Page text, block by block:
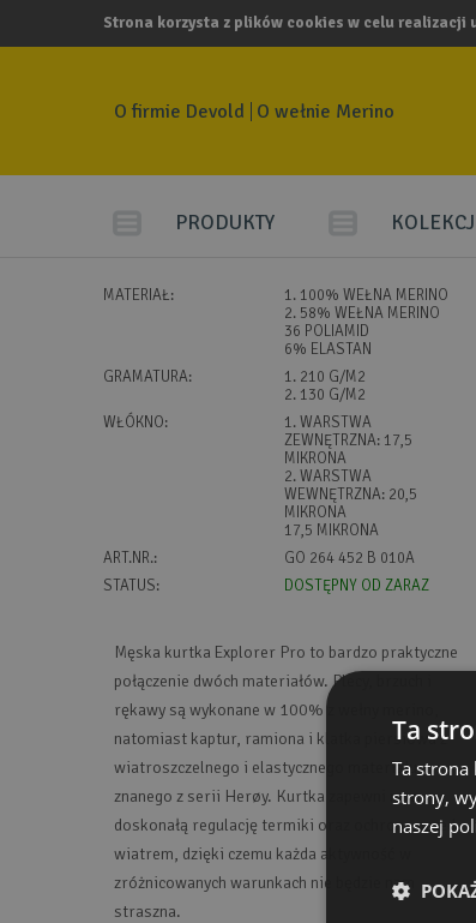
Strona korzysta z plików cookies w celu realizacji
O firmie Devold O wełnie Merino
PRODUKTY
MATERIAŁ:
1. 100% WEŁNA MERINO
2. 58% WEŁNA MERINO
36 POLIAMID
6% ELASTAN
GRAMATURA:
1. 210 G/M2
2. 130 G/M2
WŁÓKNO:
1. WARSTWA
ZEWNĘTRZNA: 17,5
MIKRONA
2. WARSTWA
WEWNĘTRZNA: 20,5
MIKRONA
17,5 MIKRONA
ART.NR.:
GO 264 452 B 010A
STATUS:
DOSTĘPNY OD ZARAZ
Męska kurtka Explorer Pro to bardzo praktyczne
połączenie dwóch materiałów. Plecy, brzuch i
rękawy są wykonane w 100% z wełny merino,
natomiast kaptur, ramiona i klatka piersiowa z
wiatroszczelnego i elastycznego materiału,
znanego z serii Herøy. Kurtka zapewni nam
doskonałą regulację termiki oraz ochronę przed
wiatrem, dzięki czemu każda aktywność w
zróżnicowanych warunkach nie będzie nam
straszna.
Ta
Ta strona
strony,
naszej